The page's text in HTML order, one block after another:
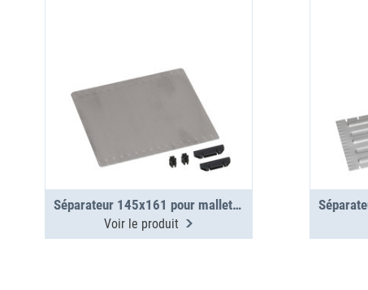
Séparateur 145x161 pour mallettes métalliques WM 350/351
Voir le produit